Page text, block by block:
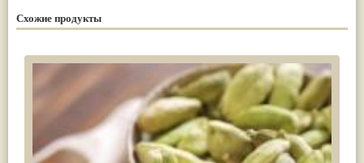
Схожие продукты